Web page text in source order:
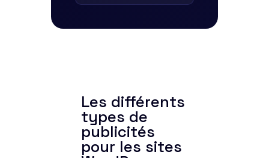
Les différents
types de
publicités
pour les sites